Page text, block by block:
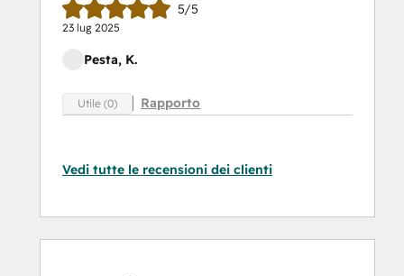
5/5
23 lug 2025
Pesta, K.
Utile (0) Rapporto
Vedi tutte le recensioni dei clienti